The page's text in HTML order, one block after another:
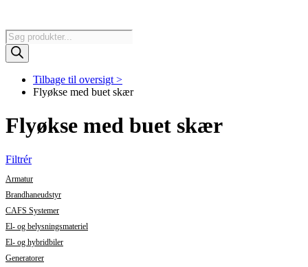
Products
search
Tilbage til oversigt >
Flyøkse med buet skær
Flyøkse med buet skær
Filtrér
Armatur
Brandhaneudstyr
CAFS Systemer
El- og belysningsmateriel
El- og hybridbiler
Generatorer